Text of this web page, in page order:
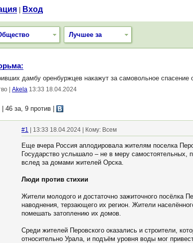
Вход
Лучшее за
дамбу оренбуржцев накажут за самовольное спасение
Akela 13:33 18.04.2024
46 за, 9 против
#1 | 13:33 18.04.2024 | Кому: Всем
Еще вчера Россия аплодировала жителям поселка
Государство услышало – не в меру самостоятельных,
вслед за домами жителей Орска.
Люди против стихии
Жители молодого и достаточно зажиточного посёлка
наводнения, терзающего их регион. Жители
помешать затоплению их домов.
Среди жителей Перовского оказались и строители,
относительно Урала, и подъём уровня воды мог